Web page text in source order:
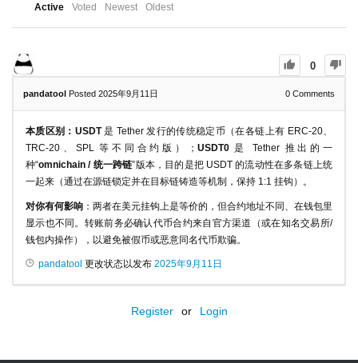
Active Voted Newest Oldest
0
pandatool Posted 2025年9月11日 0 Comments
本质区别：USDT是 Tether 发行的传统稳定币（在各链上有 ERC-20、
TRC-20、SPL 等不同合约版）； USDT0是 Tether 推出的一
种“omnichain / 统一跨链”版本，目的是把 USDT 的流动性在多条链上统
一起来（通过在源链锁定并在目标链铸造等机制，保持 1:1 挂钩）。
对你有何影响 ：两者在美元挂钩上是等价的，但合约地址不同、在钱包里
显示也不同。转账前务必确认代币合约来自官方渠道（或在知名交易所/
钱包内操作），以避免被假币或恶意同名代币欺骗。
pandatool 更改状态以发布 2025年9月11日
Register or Login